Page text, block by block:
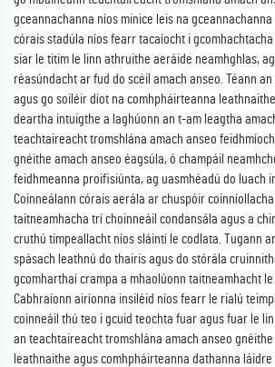
gceannachanna níos minice leis na
córais stadúla níos fearr tacaíocht i
siar le titim le linn athruithe aeráide neamhghlas,
réasúndacht ar fud do scéil amach anseo. Téann
agus go soiléir díot na comhpháirteanna
deartha intuigthe a laghúonn an t-am leagtha
teachtaireacht tromshlána amach anseo
gnéithe amach anseo éagsúla, ó champáil
feidhmeanna proifisiúnta, ag uasmhéadú do luach
Coinneálann córais aerála ar chuspóir
taitneamhacha trí choinneáil condansála agus a
cruthú timpeallacht níos sláintí le codlata. Tugann
spásach leathnú do thairis agus do stórála
gcomharthaí crampa a mhaolúonn taitneamhacht le
Cabhraíonn airíonna insiléid níos fearr le rialú
coinneáil thú teo i gcuid teochta fuar agus fuar le
an teachtaireacht tromshlána amach anseo
leathnaithe agus comhpháirteanna dathanna